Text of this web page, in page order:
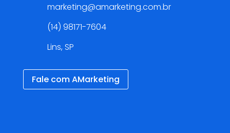
marketing@amarketing.com.br
(14) 98171-7604
Lins, SP
Fale com AMarketing